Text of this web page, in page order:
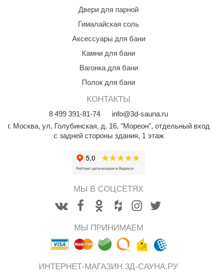
Двери для парной
Гималайская соль
Аксессуары для бани
Камни для бани
Вагонка для бани
Полок для бани
КОНТАКТЫ
8 499 391-81-74
info@3d-sauna.ru
г. Москва, ул. Голубинская, д. 16, "Мореон", отдельный вход
с задней стороны здания, 1 этаж
МЫ В СОЦСЕТЯХ
МЫ ПРИНИМАЕМ
ИНТЕРНЕТ-МАГАЗИН 3Д-САУНА.РУ